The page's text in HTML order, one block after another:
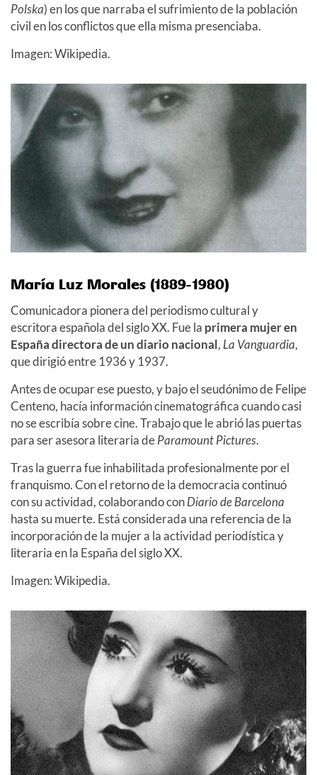
Polska) en los que narraba el sufrimiento de la población
civil en los conflictos que ella misma presenciaba.
Imagen: Wikipedia.
María Luz Morales (1889-1980)
Comunicadora pionera del periodismo cultural y
escritora española del siglo XX. Fue la primera mujer en
España directora de un diario nacional, La Vanguardia,
que dirigió entre 1936 y 1937.
Antes de ocupar ese puesto, y bajo el seudónimo de Felipe
Centeno, hacía información cinematográfica cuando casi
no se escribía sobre cine. Trabajo que le abrió las puertas
para ser asesora literaria deParamount Pictures.
Tras la guerra fue inhabilitada profesionalmente por el
franquismo. Con el retorno de la democracia continuó
con su actividad, colaborando conDiario de Barcelona
hasta su muerte. Está considerada una referencia de la
incorporación de la mujer a la actividad periodística y
literaria en la España del siglo XX.
Imagen: Wikipedia.